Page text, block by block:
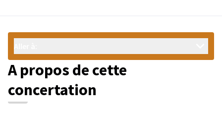
A propos de cette
concertation